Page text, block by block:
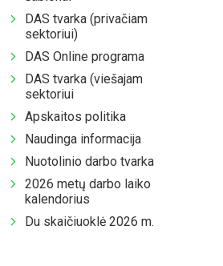
DAS tvarka (privačiam
sektoriui)
DAS Online programa
DAS tvarka (viešajam
sektoriui
Apskaitos politika
Naudinga informacija
Nuotolinio darbo tvarka
2026 metų darbo laiko
kalendorius
Du skaičiuoklė 2026 m.